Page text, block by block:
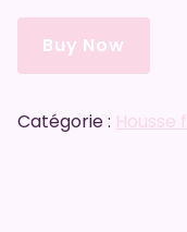
Buy Now
Catégorie :